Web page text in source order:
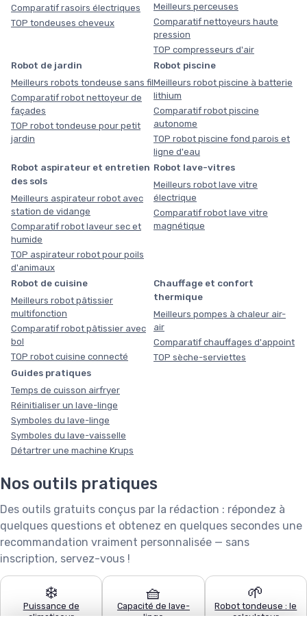
Comparatif rasoirs électriques
TOP tondeuses cheveux
Meilleurs perceuses
Comparatif nettoyeurs haute
pression
TOP compresseurs d'air
Robot de jardin
Meilleurs robots tondeuse sans fil
Comparatif robot nettoyeur de
façades
TOP robot tondeuse pour petit
jardin
Robot piscine
Meilleurs robot piscine à batterie
lithium
Comparatif robot piscine
autonome
TOP robot piscine fond parois et
ligne d'eau
Robot aspirateur et entretien
des sols
Meilleurs aspirateur robot avec
station de vidange
Comparatif robot laveur sec et
humide
TOP aspirateur robot pour poils
d'animaux
Robot lave-vitres
Meilleurs robot lave vitre
électrique
Comparatif robot lave vitre
magnétique
Robot de cuisine
Meilleurs robot pâtissier
multifonction
Comparatif robot pâtissier avec
bol
TOP robot cuisine connecté
Chauffage et confort
thermique
Meilleurs pompes à chaleur air-
air
Comparatif chauffages d'appoint
TOP sèche-serviettes
Guides pratiques
Temps de cuisson airfryer
Réinitialiser un lave-linge
Symboles du lave-linge
Symboles du lave-vaisselle
Détartrer une machine Krups
Nos outils pratiques
Des outils gratuits conçus par la rédaction : répondez à
quelques questions et obtenez en quelques secondes une
recommandation vraiment personnalisée — sans
inscription, servez-vous !
❄️
Puissance de
climatiseur
🧺
Capacité de lave-
linge
🌱
Robot tondeuse : le
calculateur